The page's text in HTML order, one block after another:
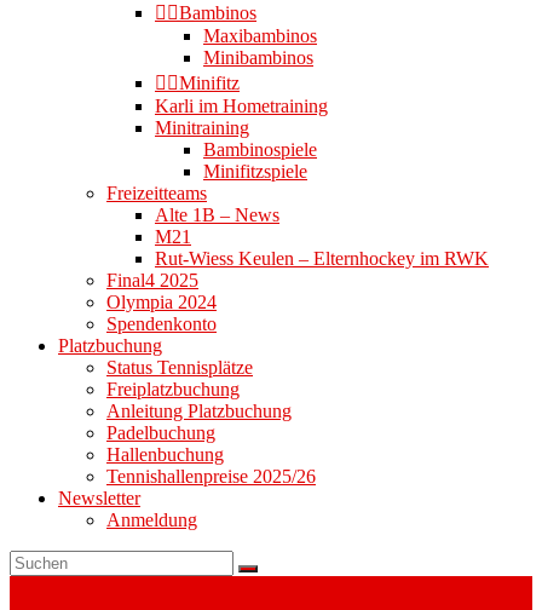
👉🏻Bambinos
Maxibambinos
Minibambinos
👉🏻Minifitz
Karli im Hometraining
Minitraining
Bambinospiele
Minifitzspiele
Freizeitteams
Alte 1B – News
M21
Rut-Wiess Keulen – Elternhockey im RWK
Final4 2025
Olympia 2024
Spendenkonto
Platzbuchung
Status Tennisplätze
Freiplatzbuchung
Anleitung Platzbuchung
Padelbuchung
Hallenbuchung
Tennishallenpreise 2025/26
Newsletter
Anmeldung